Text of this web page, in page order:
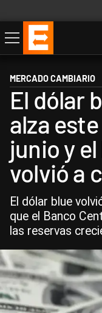
Economía
Política
Internacional
Actualidad
Descargá la App
MERCADO CAMBIARIO
El dólar
alza
junio y
volvió a
El dólar blue
que el Banco
las reservas